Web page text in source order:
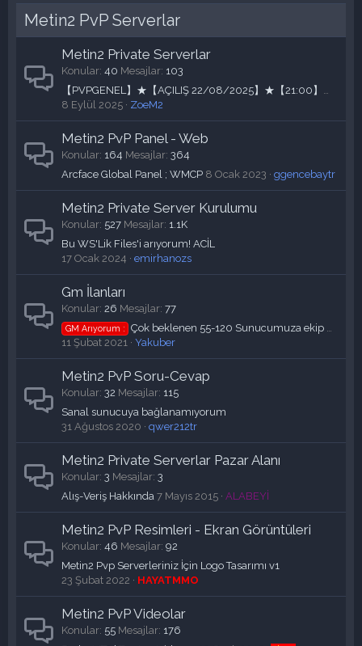
Metin2 PvP Serverlar
Metin2 Private Serverlar
Konular 40 Mesajlar 103
8 Eylül 2025
ZoeM2
Metin2 PvP Panel - Web
Konular 164 Mesajlar 364
Arcface Global Panel ; WMCP 8 Ocak 2023 ggencebaytr
Metin2 Private Server Kurulumu
Konular 527 Mesajlar 1.1K
Bu WS'Lik Files'i arıyorum! ACİL
17 Ocak 2024
emirhanozs
Gm İlanları
Konular 26 Mesajlar 77
GM Arıyorum :
Çok beklenen 55-120 Sunucumuza ekip arkadaşı arıyoruz.
11 Şubat 2021
Yakuber
Metin2 PvP Soru-Cevap
Konular 32 Mesajlar 115
Sanal sunucuya bağlanamıyorum
31 Ağustos 2020
qwer212tr
Metin2 Private Serverlar Pazar Alanı
Konular 3 Mesajlar 3
Alış-Veriş Hakkında 7 Mayıs 2015 ALABEYİ
Metin2 PvP Resimleri - Ekran Görüntüleri
Konular 46 Mesajlar 92
Metin2 Pvp Serverleriniz İçin Logo Tasarımı v1
23 Şubat 2022
HAYATMMO
Metin2 PvP Videolar
Konular 55 Mesajlar 176